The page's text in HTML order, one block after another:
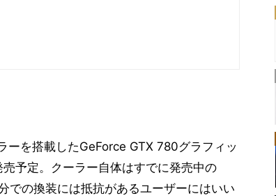
を搭載したGeForce GTX 780グラフィッ
予定。クーラー自体はすでに発売中の
での換装には抵抗があるユーザーにはいい